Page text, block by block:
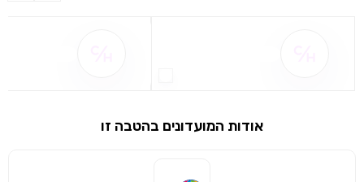
אודות המועדונים בהטבה זו